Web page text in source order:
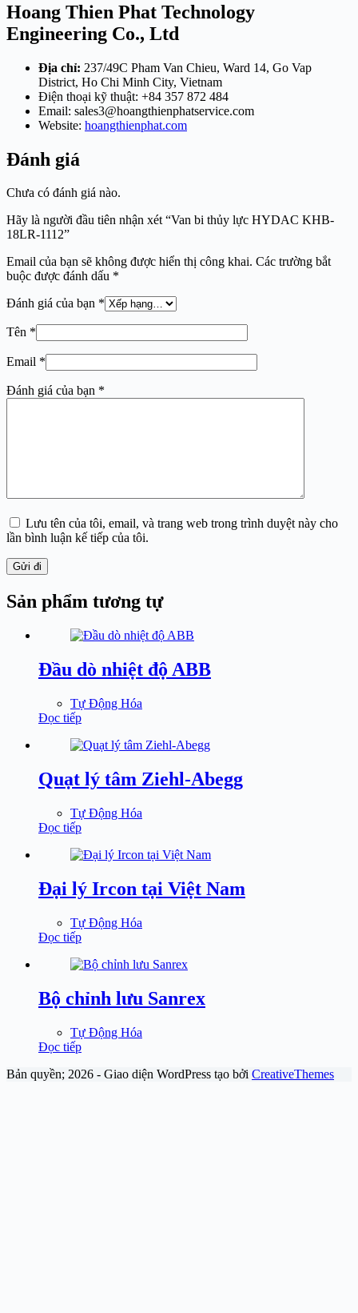
Hoang Thien Phat Technology
Engineering Co., Ltd
Địa chỉ: 237/49C Pham Van Chieu, Ward 14, Go Vap
District, Ho Chi Minh City, Vietnam
Điện thoại kỹ thuật: +84 357 872 484
Email: sales3@hoangthienphatservice.com
Website: hoangthienphat.com
Đánh giá
Chưa có đánh giá nào.
Hãy là người đầu tiên nhận xét “Van bi thủy lực HYDAC KHB-
18LR-1112”
Email của bạn sẽ không được hiển thị công khai. Các trường bắt
buộc được đánh dấu *
Đánh giá của bạn *
Tên *
Email *
Đánh giá của bạn *
Lưu tên của tôi, email, và trang web trong trình duyệt này cho
lần bình luận kế tiếp của tôi.
Gửi đi
Sản phẩm tương tự
Đầu dò nhiệt độ ABB
Tự Động Hóa
Đọc tiếp
Quạt lý tâm Ziehl-Abegg
Tự Động Hóa
Đọc tiếp
Đại lý Ircon tại Việt Nam
Tự Động Hóa
Đọc tiếp
Bộ chỉnh lưu Sanrex
Tự Động Hóa
Đọc tiếp
Bản quyền; 2026 - Giao diện WordPress tạo bởi CreativeThemes